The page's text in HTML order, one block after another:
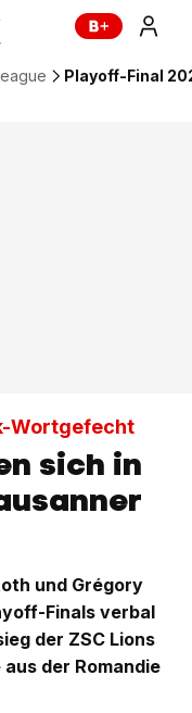
Playoff-Final
Wortgefecht
sich in
und Grégory
Finals verbal
der ZSC Lions
der Romandie